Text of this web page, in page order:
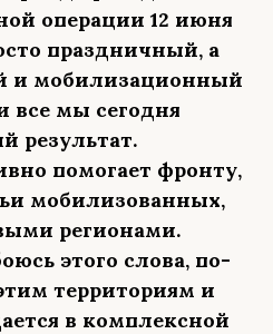
операции 12 июня
праздничный, а
и мобилизационный
все мы сегодня
результат.
помогает фронту,
мобилизованных,
регионами.
этого слова, по-
территориям и
в комплексной